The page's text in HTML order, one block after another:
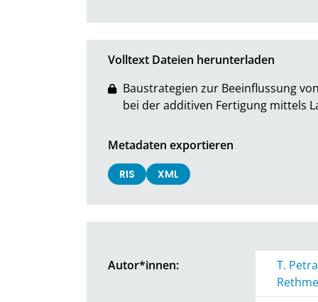
Volltext Dateien herunterladen
Baustrategien zur Beeinflussung
bei der additiven Fertigung mittels
Metadaten exportieren
RIS XML
Autor*innen:
T.